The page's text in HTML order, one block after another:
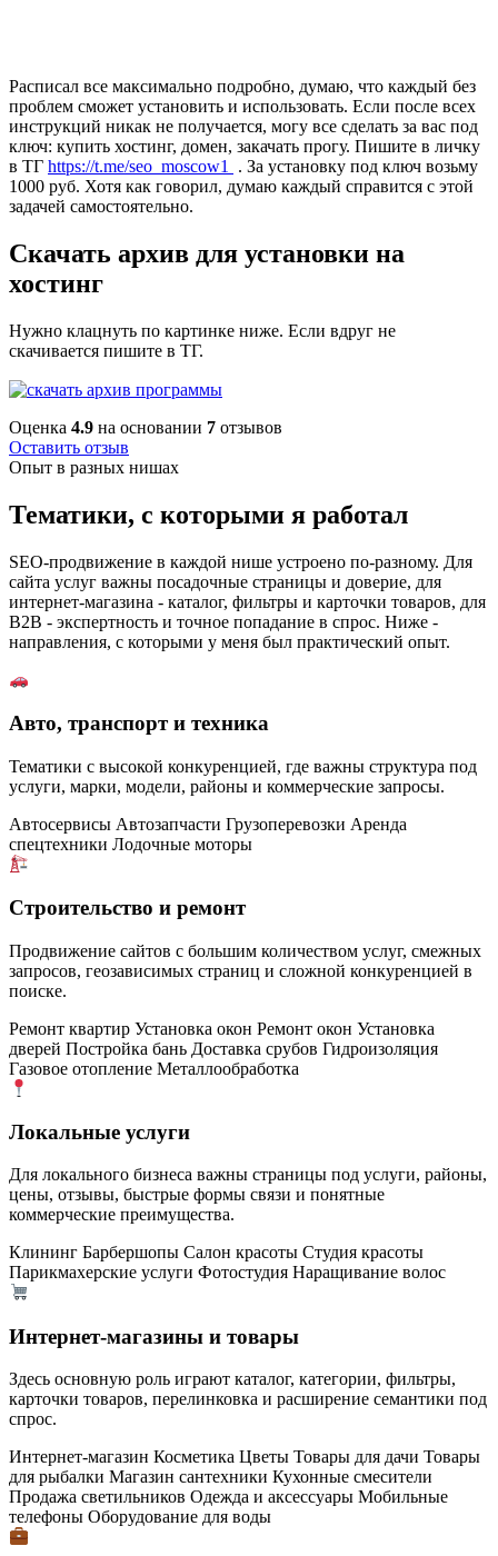
Расписал все максимально подробно, думаю, что каждый без
проблем сможет установить и использовать. Если после всех
инструкций никак не получается, могу все сделать за вас под
ключ: купить хостинг, домен, закачать прогу. Пишите в личку
в ТГ https://t.me/seo_moscow1
. За установку под ключ возьму
1000 руб. Хотя как говорил, думаю каждый справится с этой
задачей самостоятельно.
Скачать архив для установки на
хостинг
Нужно клацнуть по картинке ниже. Если вдруг не
скачивается пишите в ТГ.
Оценка 4.9 на основании 7 отзывов
Оставить отзыв
Опыт в разных нишах
Тематики, с которыми я работал
SEO-продвижение в каждой нише устроено по-разному. Для
сайта услуг важны посадочные страницы и доверие, для
интернет-магазина - каталог, фильтры и карточки товаров, для
B2B - экспертность и точное попадание в спрос. Ниже -
направления, с которыми у меня был практический опыт.
Авто, транспорт и техника
Тематики с высокой конкуренцией, где важны структура под
услуги, марки, модели, районы и коммерческие запросы.
Автосервисы Автозапчасти Грузоперевозки Аренда
спецтехники Лодочные моторы
Строительство и ремонт
Продвижение сайтов с большим количеством услуг, смежных
запросов, геозависимых страниц и сложной конкуренцией в
поиске.
Ремонт квартир Установка окон Ремонт окон Установка
дверей Постройка бань Доставка срубов Гидроизоляция
Газовое отопление Металлообработка
Локальные услуги
Для локального бизнеса важны страницы под услуги, районы,
цены, отзывы, быстрые формы связи и понятные
коммерческие преимущества.
Клининг Барбершопы Салон красоты Студия красоты
Парикмахерские услуги Фотостудия Наращивание волос
Интернет-магазины и товары
Здесь основную роль играют каталог, категории, фильтры,
карточки товаров, перелинковка и расширение семантики под
спрос.
Интернет-магазин Косметика Цветы Товары для дачи Товары
для рыбалки Магазин сантехники Кухонные смесители
Продажа светильников Одежда и аксессуары Мобильные
телефоны Оборудование для воды